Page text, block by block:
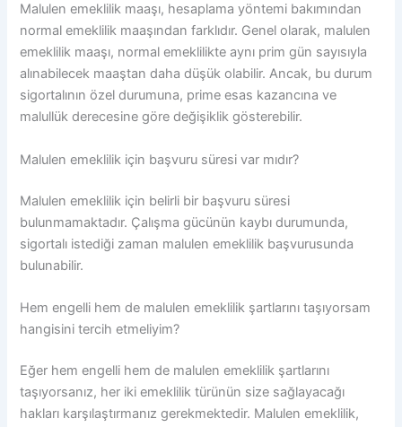
Malulen emeklilik maaşı, hesaplama yöntemi bakımından
normal emeklilik maaşından farklıdır. Genel olarak, malulen
emeklilik maaşı, normal emeklilikte aynı prim gün sayısıyla
alınabilecek maaştan daha düşük olabilir. Ancak, bu durum
sigortalının özel durumuna, prime esas kazancına ve
malullük derecesine göre değişiklik gösterebilir.
Malulen emeklilik için başvuru süresi var mıdır?
Malulen emeklilik için belirli bir başvuru süresi
bulunmamaktadır. Çalışma gücünün kaybı durumunda,
sigortalı istediği zaman malulen emeklilik başvurusunda
bulunabilir.
Hem engelli hem de malulen emeklilik şartlarını taşıyorsam
hangisini tercih etmeliyim?
Eğer hem engelli hem de malulen emeklilik şartlarını
taşıyorsanız, her iki emeklilik türünün size sağlayacağı
hakları karşılaştırmanız gerekmektedir. Malulen emeklilik,